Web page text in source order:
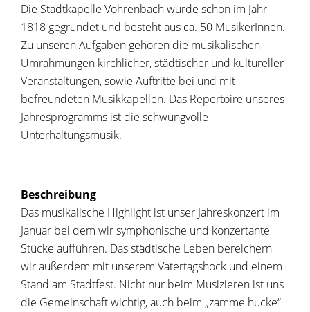
Die Stadtkapelle Vöhrenbach wurde schon im Jahr
1818 gegründet und besteht aus ca. 50 MusikerInnen.
Zu unseren Aufgaben gehören die musikalischen
Umrahmungen kirchlicher, städtischer und kultureller
Veranstaltungen, sowie Auftritte bei und mit
befreundeten Musikkapellen. Das Repertoire unseres
Jahresprogramms ist die schwungvolle
Unterhaltungsmusik.
Beschreibung
Das musikalische Highlight ist unser Jahreskonzert im
Januar bei dem wir symphonische und konzertante
Stücke aufführen. Das städtische Leben bereichern
wir außerdem mit unserem Vatertagshock und einem
Stand am Stadtfest. Nicht nur beim Musizieren ist uns
die Gemeinschaft wichtig, auch beim „zamme hucke“